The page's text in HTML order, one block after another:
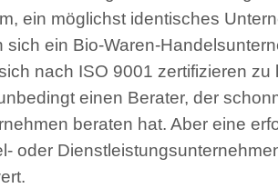
ein möglichst identisches
sich ein Bio-Waren-
nach ISO 9001 zertifizieren zu
einen Berater, der
beraten hat. Aber eine
oder